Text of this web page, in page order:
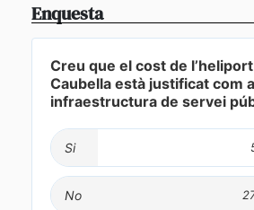
Enquesta
Creu que el cost de
Caubella està justificat com a
infraestructura de servei
Si
No